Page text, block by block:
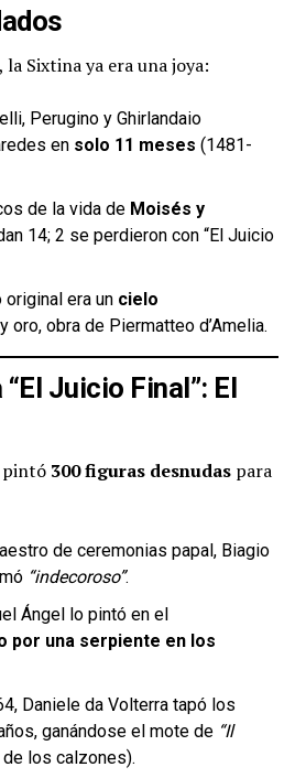
Sixtina ya era una joya:
Perugino y Ghirlandaio
en solo 11 meses (1481-
de la vida de Moisés y
14; 2 se perdieron con “El Juicio
original era un cielo
oro, obra de Piermatteo d’Amelia.
Juicio Final”: El
pintó 300 figuras desnudas para
de ceremonias papal, Biagio
“indecoroso”.
Ángel lo pintó en el
por una serpiente en los
Daniele da Volterra tapó los
ganándose el mote de “Il
los calzones).